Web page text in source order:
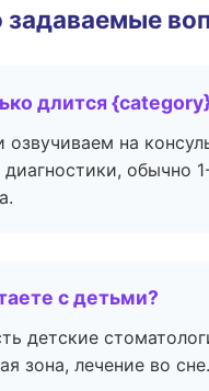
задаваемые
длится
озвучиваем на
диагностики, обычно
с детьми?
детские
зона, лечение во сне.